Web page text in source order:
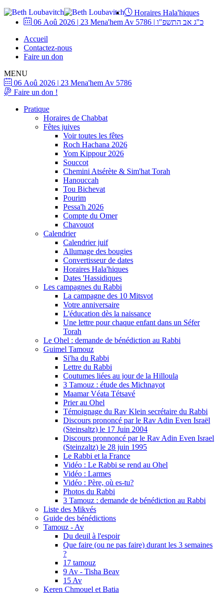
Horaires Hala'hiques
06 Aoû 2026 | 23 Mena'hem Av 5786 | כ"ג אב התשפ"ו
Accueil
Contactez-nous
Faire un don
MENU
06 Aoû 2026 | 23 Mena'hem Av 5786
Faire un don !
Pratique
Horaires de Chabbat
Fêtes juives
Voir toutes les fêtes
Roch Hachana 2026
Yom Kippour 2026
Souccot
Chemini Atsérète & Sim'hat Torah
Hanouccah
Tou Bichevat
Pourim
Pessa'h 2026
Compte du Omer
Chavouot
Calendrier
Calendrier juif
Allumage des bougies
Convertisseur de dates
Horaires Hala'hiques
Dates 'Hassidiques
Les campagnes du Rabbi
La campagne des 10 Mitsvot
Votre anniversaire
L'éducation dès la naissance
Une lettre pour chaque enfant dans un Séfer
Torah
Le Ohel : demande de bénédiction au Rabbi
Guimel Tamouz
Si'ha du Rabbi
Lettre du Rabbi
Coutumes liées au jour de la Hilloula
3 Tamouz : étude des Michnayot
Maamar Véata Tétsavé
Prier au Ohel
Témoignage du Rav Klein secrétaire du Rabbi
Discours prononcé par le Rav Adin Even Israël
(Steinsaltz) le 17 Juin 2004
Discours pronnoncé par le Rav Adin Even Israel
(Steinzaltz) le 28 juin 1995
Le Rabbi et la France
Vidéo : Le Rabbi se rend au Ohel
Vidéo : Larmes
Vidéo : Père, où es-tu?
Photos du Rabbi
3 Tamouz : demande de bénédiction au Rabbi
Liste des Mikvés
Guide des bénédictions
Tamouz - Av
Du deuil à l'espoir
Que faire (ou ne pas faire) durant les 3 semaines
?
17 tamouz
9 Av - Tisha Beav
15 Av
Keren Chmouel et Batia